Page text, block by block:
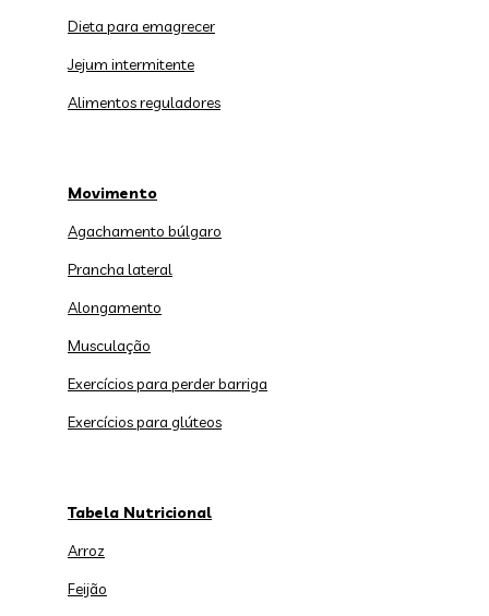
Dieta para emagrecer
Jejum intermitente
Alimentos reguladores
Movimento
Agachamento búlgaro
Prancha lateral
Alongamento
Musculação
Exercícios para perder barriga
Exercícios para glúteos
Tabela Nutricional
Arroz
Feijão